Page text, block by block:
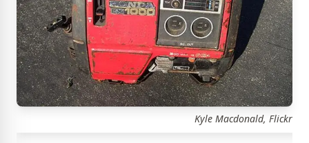
Kyle Macdonald, Flickr